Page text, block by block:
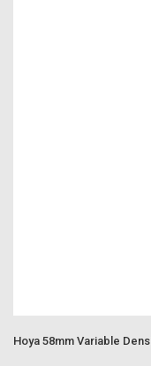
Hoya 58mm Variable